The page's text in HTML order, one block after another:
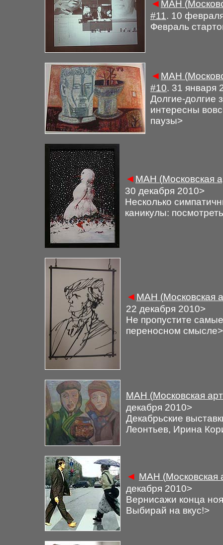
◄ МАН (
#11. 10
Февраль
◄ МАН (
#10. 31 января
Долгие-долгие
интересны
паузы>
◄ МАН (Московская
30 декабря 2010>
Несколько
каникулы:
◄ МАН (Московская
22 декабря 2010>
Не пропустите
переносном смысле>
МАН (Московская
декабря 2010>
Декабрьские
Леонтьев, Ирина
◄ МАН (Московская
декабря 2010>
Вернисажи конца
Выбирай на вкус!>